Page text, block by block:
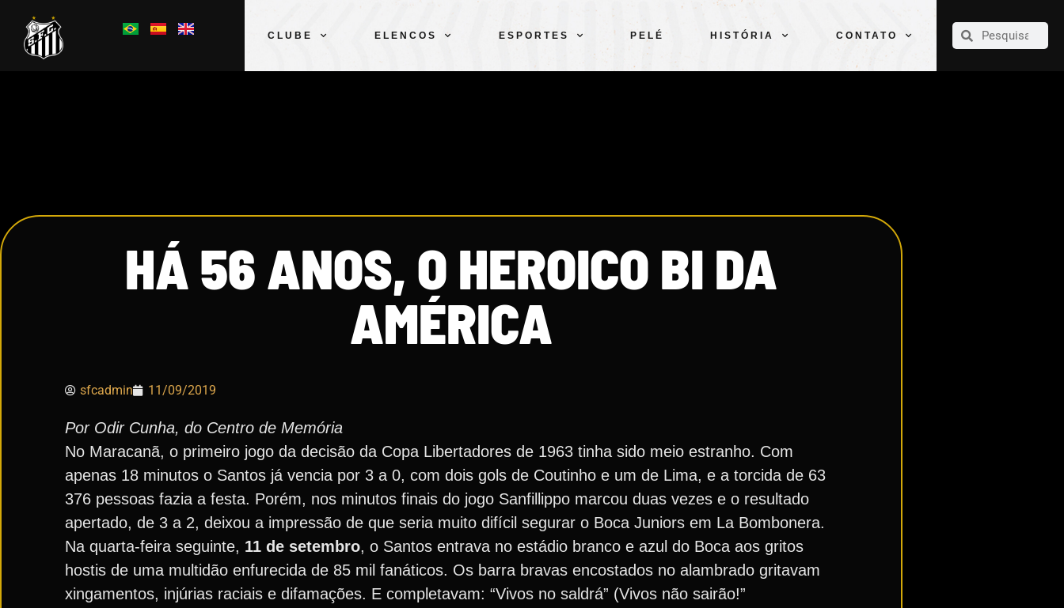
CLUBE ELENCOS ESPORTES PELÉ HISTÓRIA CONTATO
CLUBE
HÁ 56 ANOS, O HEROICO BI DA
AMÉRICA
sfcadmin 11/09/2019
Por Odir Cunha, do Centro de Memória
No Maracanã, o primeiro jogo da decisão da Copa Libertadores de 1963 tinha sido meio estranho. Com
apenas 18 minutos o Santos já vencia por 3 a 0, com dois gols de Coutinho e um de Lima, e a torcida de 63
376 pessoas fazia a festa. Porém, nos minutos finais do jogo Sanfillippo marcou duas vezes e o resultado
apertado, de 3 a 2, deixou a impressão de que seria muito difícil segurar o Boca Juniors em La Bombonera.
Na quarta-feira seguinte, 11 de setembro, o Santos entrava no estádio branco e azul do Boca aos gritos
hostis de uma multidão enfurecida de 85 mil fanáticos. Os barra bravas encostados no alambrado gritavam
xingamentos, injúrias raciais e difamações. E completavam: “Vivos no saldrá” (Vivos não sairão!”